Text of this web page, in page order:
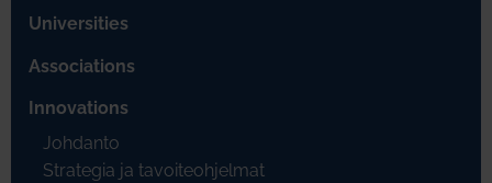
Universities
Associations
Innovations
Johdanto
Strategia ja tavoiteohjelmat